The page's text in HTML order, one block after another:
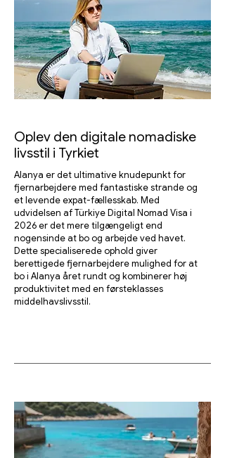
Oplev den digitale nomadiske
livsstil i Tyrkiet
Alanya er det ultimative knudepunkt for
fjernarbejdere med fantastiske strande og
et levende expat-fællesskab. Med
udvidelsen af Türkiye Digital Nomad Visa i
2026 er det mere tilgængeligt end
nogensinde at bo og arbejde ved havet.
Dette specialiserede ophold giver
berettigede fjernarbejdere mulighed for at
bo i Alanya året rundt og kombinerer høj
produktivitet med en førsteklasses
middelhavslivsstil.